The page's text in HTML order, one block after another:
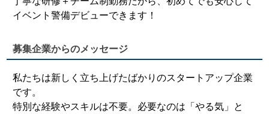
イベント警備デビューできます！
募集企業からのメッセージ
私たちは新しく立ち上げたばかりのスタートアップ企業
です。
特別な経験やスキルは不要。必要なのは「やる気」と